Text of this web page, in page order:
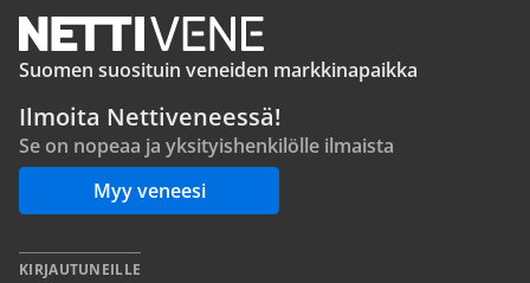
Suomen suosituin veneiden markkinapaikka
Ilmoita Nettiveneessä!
Se on nopeaa ja yksityishenkilölle ilmaista
Myy veneesi
KIRJAUTUNEILLE